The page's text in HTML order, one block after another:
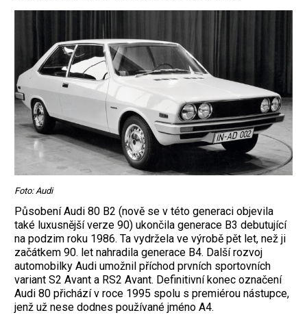
Foto: Audi
Působení Audi 80 B2 (nově se v této generaci objevila
také luxusnější verze 90) ukončila generace B3 debutující
na podzim roku 1986. Ta vydržela ve výrobě pět let, než ji
začátkem 90. let nahradila generace B4. Další rozvoj
automobilky Audi umožnil příchod prvních sportovních
variant S2 Avant a RS2 Avant. Definitivní konec označení
Audi 80 přichází v roce 1995 spolu s premiérou nástupce,
jenž už nese dodnes používané jméno A4.